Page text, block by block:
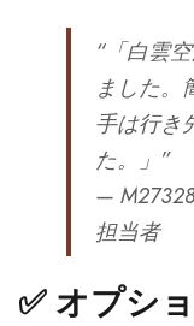
“「白雲
ました。
手は行き
た。」”
—
担当者
✅ オプシ